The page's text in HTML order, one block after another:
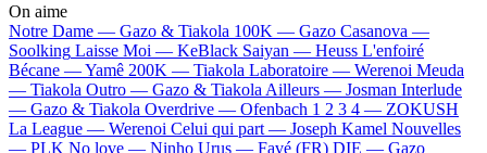
On aime
Notre Dame — Gazo & Tiakola 100K — Gazo Casanova —
Soolking Laisse Moi — KeBlack Saiyan — Heuss L'enfoiré
Bécane —Yamê 200K — Tiakola Laboratoire — Werenoi Meuda
— Tiakola Outro — Gazo & Tiakola Ailleurs — Josman Interlude
— Gazo & Tiakola Overdrive — Ofenbach 1 2 3 4 — ZOKUSH
La League — Werenoi Celui qui part — Joseph Kamel Nouvelles
— PLK No love — Ninho Urus — Favé (FR) DIE — Gazo